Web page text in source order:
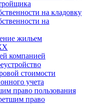
на кладовку
на
жильем
компанией
стоимости
учета
право пользования
право